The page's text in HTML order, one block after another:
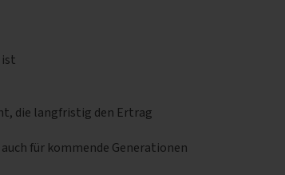
ist
die langfristig den Ertrag
für kommende Generationen